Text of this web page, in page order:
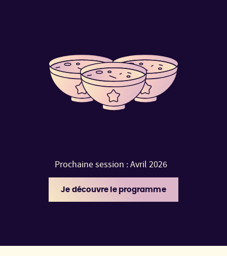
Prochaine session : Avril 2026
Je découvre le programme